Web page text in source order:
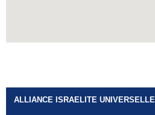
ALLIANCE ISRAELITE UNIVERSELLE